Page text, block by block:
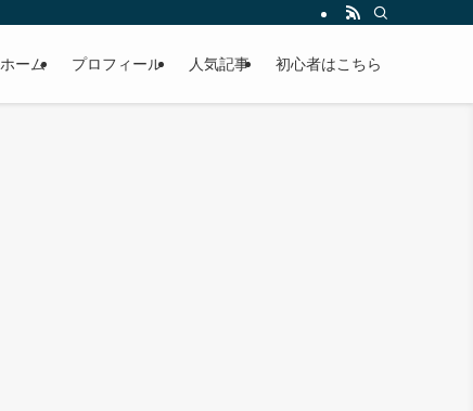
ホーム プロフィール 人気記事 初心者はこちら